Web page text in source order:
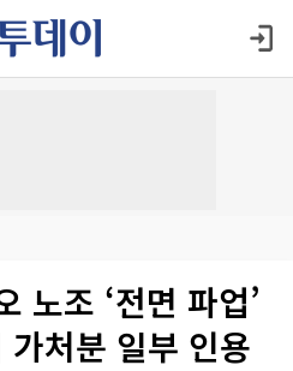
노조 ‘전면 파업’
처분 일부 인용